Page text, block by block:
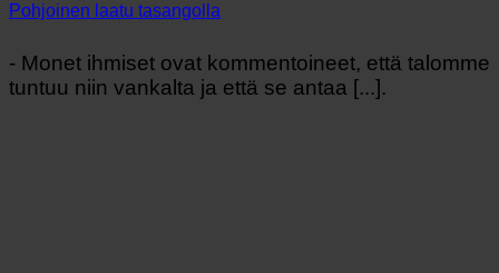
Pohjoinen laatu tasangolla
- Monet ihmiset ovat kommentoineet, että talomme
tuntuu niin vankalta ja että se antaa [...].